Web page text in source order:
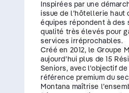
Inspirées par une
issue de l’hôtellerie haut
équipes répondent à des
qualité très élevés pour
services irréprochables.
Créé en 2012, le Groupe
aujourd’hui plus de 15
Seniors, avec l’objectif
référence premium du
Montana maîtrise